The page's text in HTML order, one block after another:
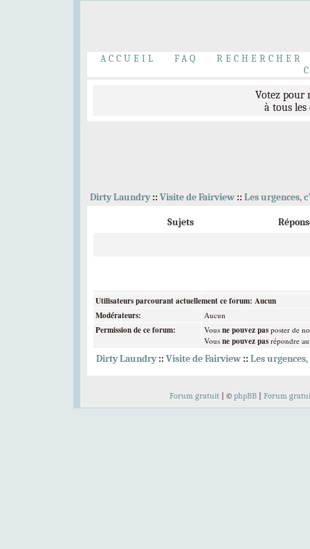
ACCUEIL FAQ
RECHERCHER
Votez pour
à tous
Et venez accueillir le
Elliott Peterson
,
Dirty Laundry:: Visite de Fairview :: Les urgences,
Sujets
Utilisateurs parcourant actuellement ce forum: Aucun
Modérateurs:
Aucun
Permission de ce forum: Vous ne pouvez pas poster de
Vous ne pouvez pas répondre
Dirty Laundry:: Visite de Fairview :: Les
Forum gratuit| © phpBB| Forum